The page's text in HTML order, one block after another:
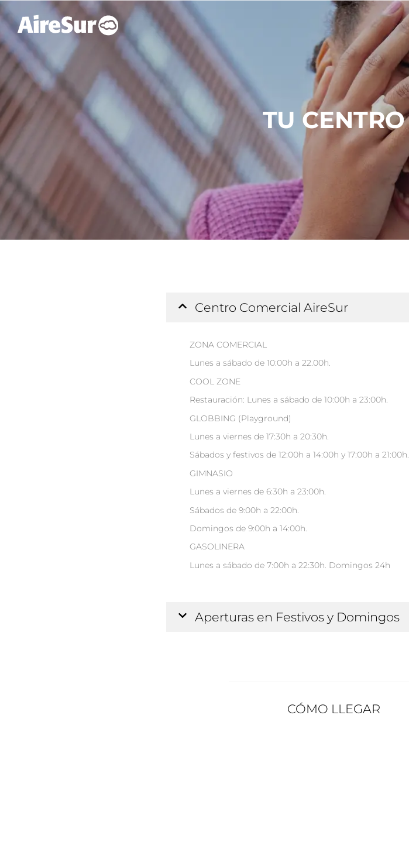
TU CENTRO
Centro Comercial AireSur
ZONA COMERCIAL
Lunes a sábado de 10:00h a 22.00h.
COOL ZONE
Restauración: Lunes a sábado de 10:00h a 23:00h.
GLOBBING (Playground)
Lunes a viernes de 17:30h a 20:30h.
Sábados y festivos de 12:00h a 14:00h y 17:00h a 21:00h.
GIMNASIO
Lunes a viernes de 6:30h a 23:00h.
Sábados de 9:00h a 22:00h.
Domingos de 9:00h a 14:00h.
GASOLINERA
Lunes a sábado de 7:00h a 22:30h. Domingos 24h
Aperturas en Festivos y Domingos
CÓMO LLEGAR